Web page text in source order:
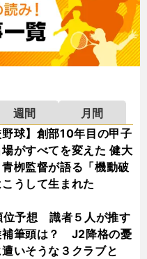
週間
月間
野球】創部10年目の甲子
場がすべてを変えた 健大
栁監督が語る「機動破
うして生まれた
位予想 識者５人が推す
補筆頭は？ J2降格の憂
いそうな３クラブと